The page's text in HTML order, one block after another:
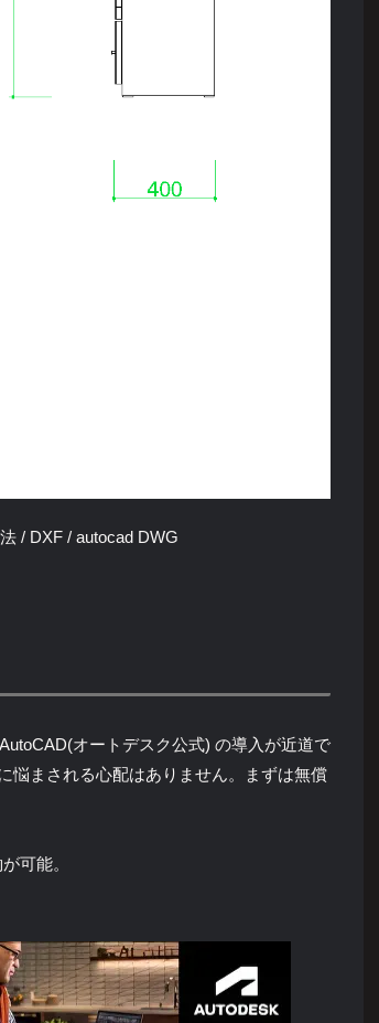
/ DXF / autocad DWG
オートデスク公式) の導入が近道で
悩まされる心配はありません。まずは無償
可能。